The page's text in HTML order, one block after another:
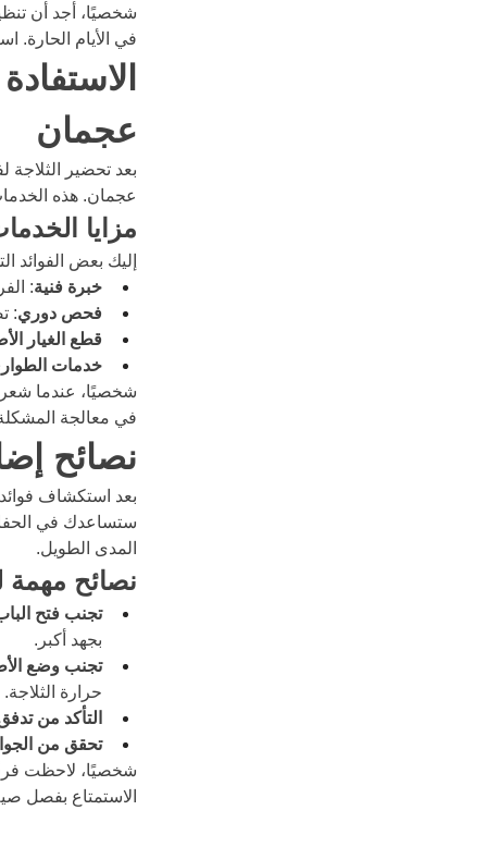
شخصيًا، أجد أن
في الأيام
عجمان
بعد تحضير
عجمان. هذه
مزايا
إليك بعض الفوائد
خبرة فنية:
فحص دوري:
قطع الغيار
خدمات
شخصيًا، عندما
في معالجة
نصائح
بعد استكشاف
ستساعدك في
المدى الطويل.
نصائح مهمة
تجنب فتح
بجهد أكبر.
تجنب وضع
حرارة الثلاجة.
التأكد من
تحقق من
شخصيًا، لاحظت
الاستمتاع بفصل